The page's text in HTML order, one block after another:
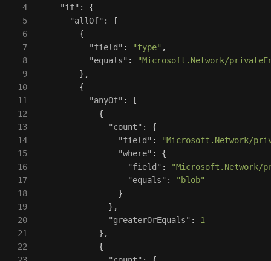
4
5
6
7
8
9
10
11
12
13
14
15
16
17
18
19
20
21
22
"if" :
{
"allOf" :
[
{
"field" : "type" ,
"equals" :
"Microsoft.Network/
},
{
"anyOf" :
[
{
"count" :
{
"field" :
"Microsoft.Network/
"where" :
{
"field" :
"Microsoft.Network/
"equals" :
"blob"
}
},
"greaterOrEquals" :
1
},
{